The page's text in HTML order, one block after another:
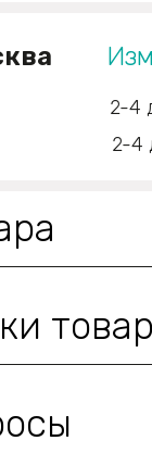
2-4
2-4